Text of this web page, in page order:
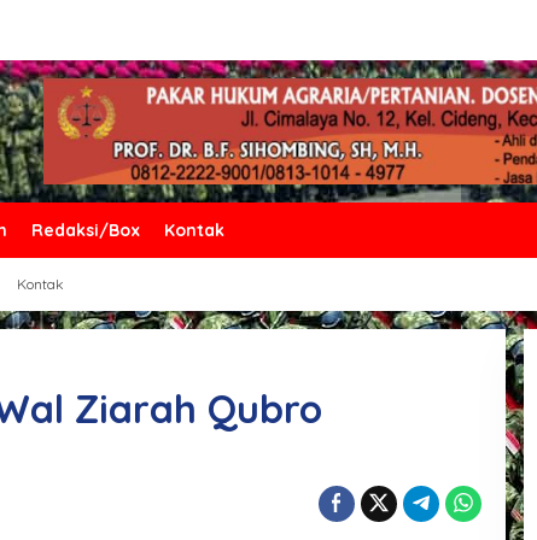
Redaksi/Box Kontak
Kontak
Ziarah Qubro